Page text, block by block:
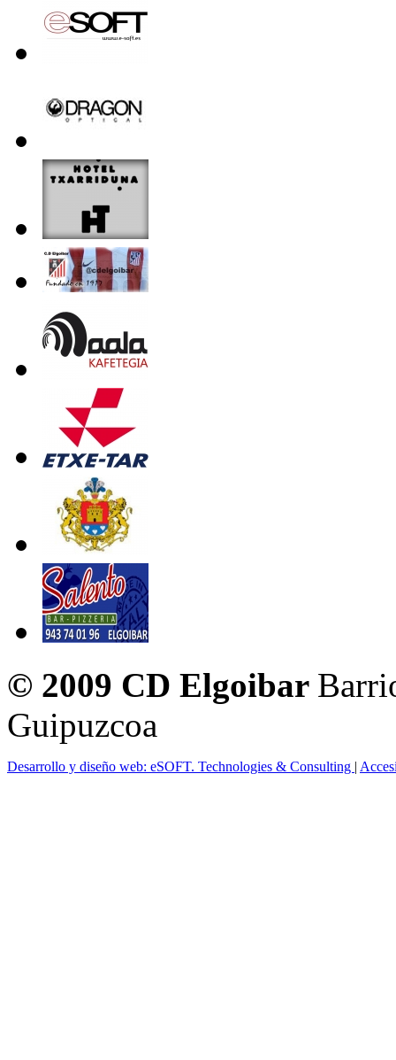
© 2009 CD Elgoibar
Guipuzcoa
Desarrollo y diseño web: eSOFT. Technologies & Consulting |